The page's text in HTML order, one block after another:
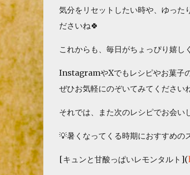
気分をリセットしたい時や、ゆった
ださいね🍀
これからも、毎日がちょっぴり嬉
InstagramやXでもレシピやお菓子
ぜひお気軽にのぞいてみてください
それでは、また次のレシピでお会い
💡暑くなってくる時期におすすめの
[キュンと甘酸っぱいレモンタルト](